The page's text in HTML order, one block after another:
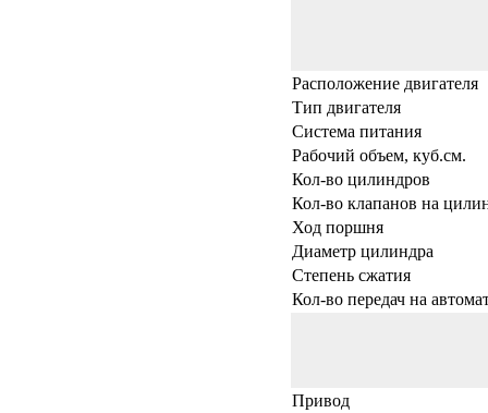
Расположение двигателя
Тип двигателя
Система питания
Рабочий объем, куб.см.
Кол-во цилиндров
Кол-во клапанов на
Ход поршня
Диаметр цилиндра
Степень сжатия
Кол-во передач на
Привод